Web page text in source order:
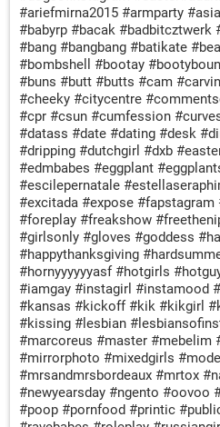
#ariefmirna2015 #armparty
#babyrp #bacak #badbitcztwerk
#bang #bangbang #batikate
#bombshell #bootay
#buns #butt #butts #cam
#cheeky #citycentre
#cpr #csun #cumfession
#datass #date #dating #desk
#dripping #dutchgirl #dxb
#edmbabes #eggplant
#escilepernatale
#excitada #expose
#foreplay #freakshow
#girlsonly #gloves #goddess
#happythanksgiving
#hornyyyyyyasf #hotgirls
#iamgay #instagirl #instamood
#kansas #kickoff #kik #kikgirl
#kissing #lesbian
#marcoreus #master #mebelim
#mirrorphoto #mixedgirls
#mrsandmrsbordeaux #mrtox
#newyearsday #ngento #oovoo
#poop #pornfood #printic